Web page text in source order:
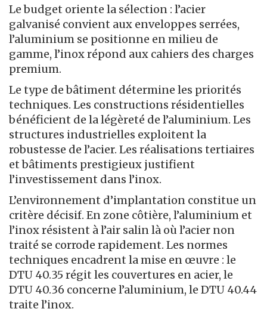
Le budget oriente la sélection : l’acier
galvanisé convient aux enveloppes serrées,
l’aluminium se positionne en milieu de
gamme, l’inox répond aux cahiers des charges
premium.
Le type de bâtiment détermine les priorités
techniques. Les constructions résidentielles
bénéficient de la légèreté de l’aluminium. Les
structures industrielles exploitent la
robustesse de l’acier. Les réalisations tertiaires
et bâtiments prestigieux justifient
l’investissement dans l’inox.
L’environnement d’implantation constitue un
critère décisif. En zone côtière, l’aluminium et
l’inox résistent à l’air salin là où l’acier non
traité se corrode rapidement. Les normes
techniques encadrent la mise en œuvre : le
DTU 40.35 régit les couvertures en acier, le
DTU 40.36 concerne l’aluminium, le DTU 40.44
traite l’inox.